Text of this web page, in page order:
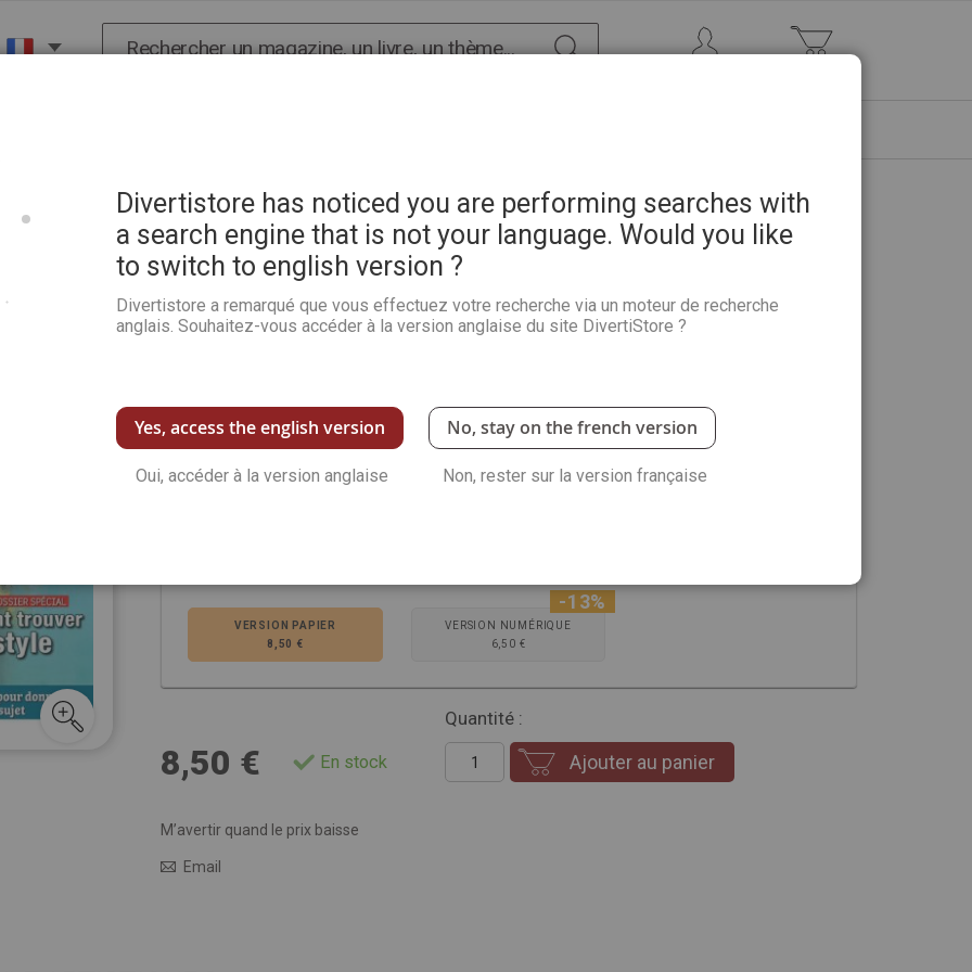
Pratique des Arts 154 + le Guide Pratique détachable
Soyez le premier à commenter ce produit
picturale.
Pour vous abonner, cliquez ici
Vous souhaitez acheter la version numérique ? Cliquez ici
VERSION PAPIER
8,50 €
VERSION NUMÉRIQUE
6,50 €
-13%
8,50 € En stock
Quantité :
Ajouter au panier
M’avertir quand le prix baisse
Email
Divertistore has noticed you are performing searches with
a search engine that is not your language. Would you like
to switch to english version ?
Divertistore a remarqué que vous effectuez votre recherche via un moteur de recherche
anglais. Souhaitez-vous accéder à la version anglaise du site DivertiStore ?
Yes, access the english version
Oui, accéder à la version anglaise
No, stay on the french version
Non, rester sur la version française